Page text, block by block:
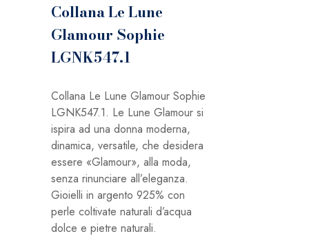
Collana Le Lune
Glamour Sophie
LGNK547.1
Collana Le Lune Glamour Sophie
LGNK547.1. Le Lune Glamour si
ispira ad una donna moderna,
dinamica, versatile, che desidera
essere «Glamour», alla moda,
senza rinunciare all’eleganza.
Gioielli in argento 925% con
perle coltivate naturali d’acqua
dolce e pietre naturali.